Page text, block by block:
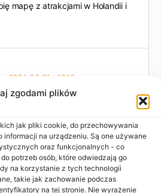
zgodami plików
jak pliki cookie, do przechowywania
informacji na urządzeniu. Są one używane
oraz funkcjonalnych - co
potrzeb osób, które odwiedzają go
na korzystanie z tych technologii
takie jak zachowanie podczas
na tej stronie. Nie wyrażenie
mapę z atrakcjami w Holandii i
2024-06-21 o 18:16
teraz mapę zrobić
Fajny